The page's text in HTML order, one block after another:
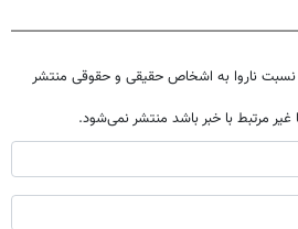
ناروا به اشخاص حقیقی و حقوقی منتشر
غیر مرتبط با خبر باشد منتشر نمی‌شود.